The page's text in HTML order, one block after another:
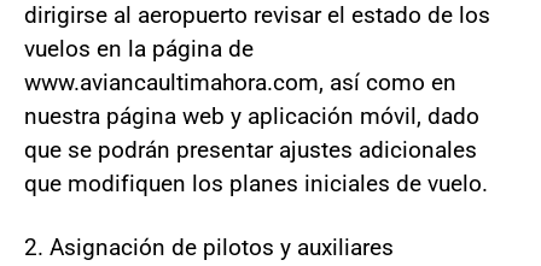
dirigirse al aeropuerto revisar el estado de los
vuelos en la página de
www.aviancaultimahora.com, así como en
nuestra página web y aplicación móvil, dado
que se podrán presentar ajustes adicionales
que modifiquen los planes iniciales de vuelo.
2. Asignación de pilotos y auxiliares